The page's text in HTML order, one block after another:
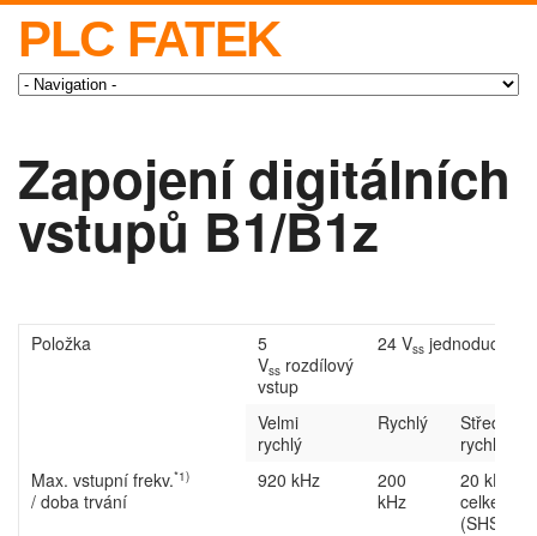
PLC FATEK
Zapojení digitálních
vstupů B1/B1z
Položka
5
Vss rozdílový
vstup
24 Vss jednoduchý
Velmi
rychlý
Rychlý
Středně
Max. vstupní frekv.*1)
/ doba trvání
920 kHz
200
kHz
20 kHz
celkem 5
(SHSC)